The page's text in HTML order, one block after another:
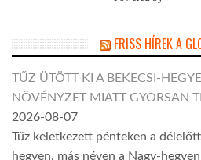
FRISS HÍREK A
TŰZ ÜTÖTT KI A BEKECSI-
NÖVÉNYZET MIATT GYORSAN
2026-08-07
Tűz keletkezett pénteken a
hegyen, más néven a Nagy-